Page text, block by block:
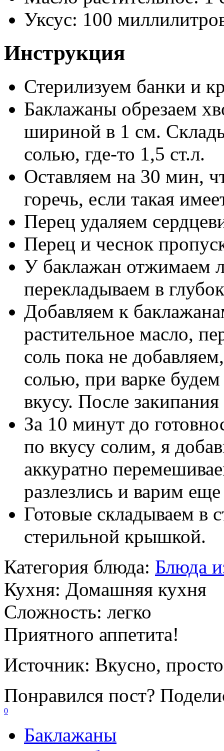
Уксус: 100
Инструкция
Стерилизуем банки и
Баклажаны обрезаем
шириной в 1 см.
солью, где-то 1,5 ст.л.
Оставляем на 30 мин,
горечь, если такая
Перец удаляем
Перец и чеснок
У баклажан отжимаем
перекладываем в
Добавляем к
растительное масло,
соль пока не
солью, при варке
вкусу. После
За 10 минут до
по вкусу солим, я
аккуратно
разлезлись и варим
Готовые складываем в
стерильной крышкой.
Категория блюда: Блюда
Кухня: Домашняя кухня
Сложность: легко
Приятного аппетита!
Источник: Вкусно,
Понравился пост?
0
Баклажаны